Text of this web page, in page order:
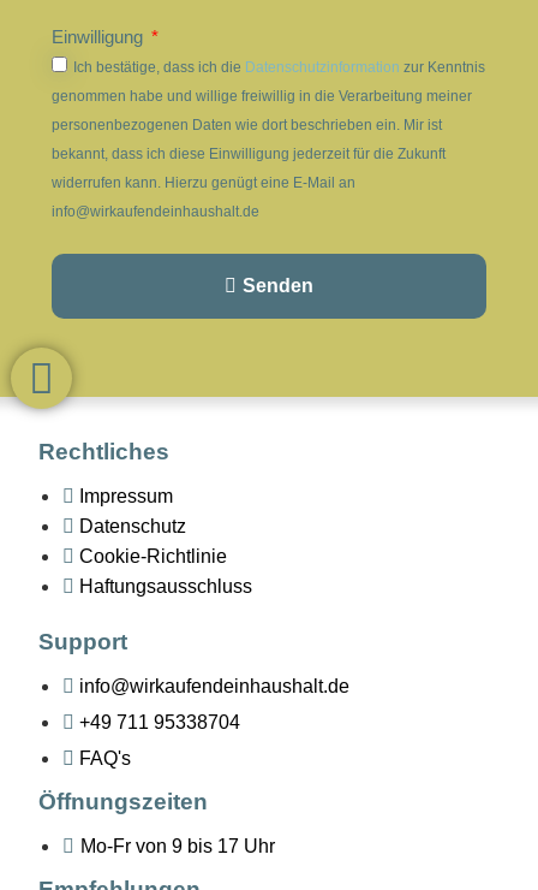
Einwilligung
Ich bestätige, dass ich die Datenschutzinformation zur Kenntnis
genommen habe und willige freiwillig in die Verarbeitung meiner
personenbezogenen Daten wie dort beschrieben ein. Mir ist
bekannt, dass ich diese Einwilligung jederzeit für die Zukunft
widerrufen kann. Hierzu genügt eine E-Mail an
info@wirkaufendeinhaushalt.de
Senden
Support
info@wirkaufendeinhaushalt.de
+49 711 95338704
FAQ's
Öffnungszeiten
Mo-Fr von 9 bis 17 Uhr
Rechtliches
Impressum
Datenschutz
Cookie-Richtlinie
Haftungsausschluss